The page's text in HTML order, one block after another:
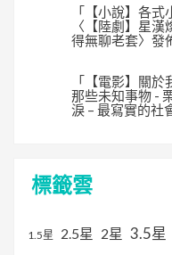
「 【小說】各
〈 【陸劇】星
得無聊老套〉發
「
【電影】關
那些未知事物 -
淚 – 最寫實的社
標籤雲
1.5星 2.5星 2星 3.5星